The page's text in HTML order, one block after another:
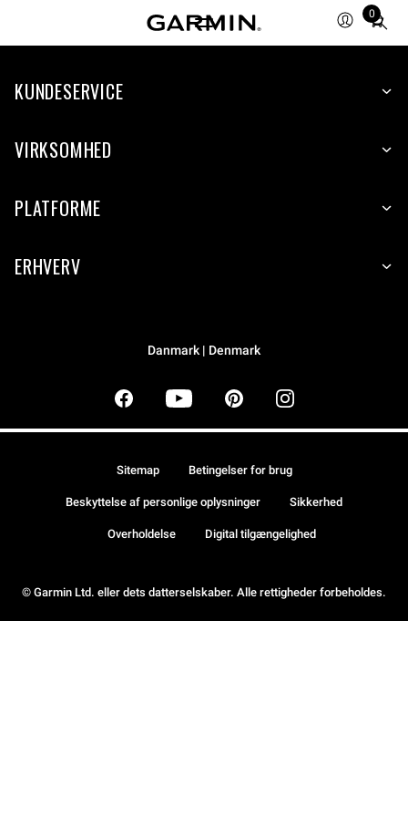
0
Total
items
cart:
KUNDESERVICE
VIRKSOMHED
PLATFORME
ERHVERV
Danmark | Denmark
© Garmin Ltd. eller dets datterselskaber. Alle rettigheder forbeholdes.
Sitemap Betingelser for brug
Beskyttelse af personlige oplysninger Sikkerhed
Overholdelse Digital tilgængelighed